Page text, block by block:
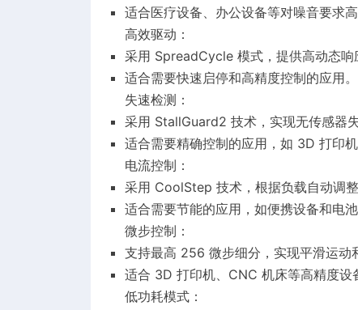
适合医疗设备、办公设备等对噪音要求高
高效驱动：
采用 SpreadCycle 模式，提供高动态响
适合需要快速启停和高精度控制的应用。
失速检测：
采用 StallGuard2 技术，实现无传感器
适合需要精确控制的应用，如 3D 打印机
电流控制：
采用 CoolStep 技术，根据负载自动调整
适合需要节能的应用，如便携设备和电池
微步控制：
支持最高 256 微步细分，实现平滑运动
适合 3D 打印机、CNC 机床等高精度设
低功耗模式：